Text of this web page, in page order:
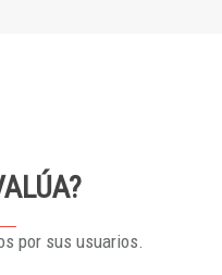
por sus usuarios.